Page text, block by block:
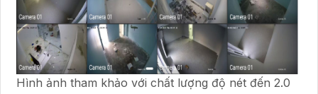
Hình ảnh tham khảo với chất lượng độ nét đến 2.0